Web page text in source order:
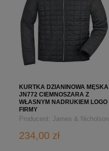
KURTKA DZIANINOWA MĘSKA
JN772 CIEMNOSZARA Z
WŁASNYM NADRUKIEM LOGO
FIRMY
Producent: James & Nicholson
234,00 zł